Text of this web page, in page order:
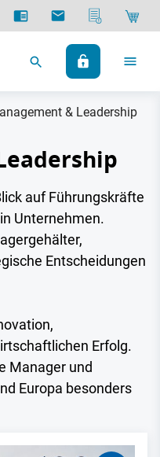
& Leadership
auf Führungskräfte
Unternehmen.
Entscheidungen
Erfolg.
Manager und
Europa besonders